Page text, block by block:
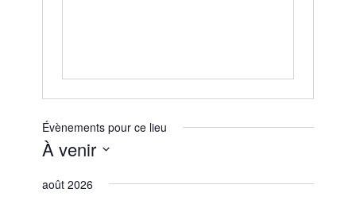
Évènements pour ce lieu
À venir
une
août 2026